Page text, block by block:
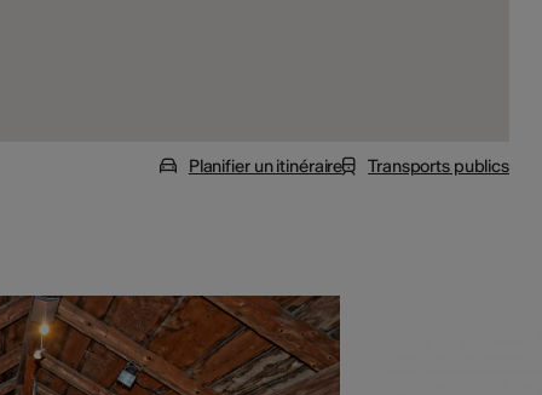
Planifier un itinéraire Transports publics